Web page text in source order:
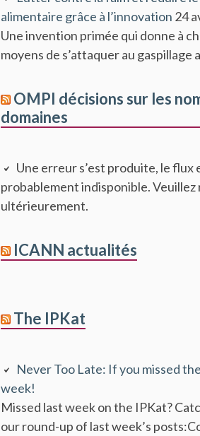
alimentaire grâce à l’innovation 24
Une invention primée qui donne à
moyens de s’attaquer au gaspillage
OMPI décisions sur les
domaines
Une erreur s’est produite, le flux
probablement indisponible. Veuillez
ultérieurement.
ICANN actualités
The IPKat
Never Too Late: If you missed
week!
Missed last week on the IPKat?
our round-up of last week’s